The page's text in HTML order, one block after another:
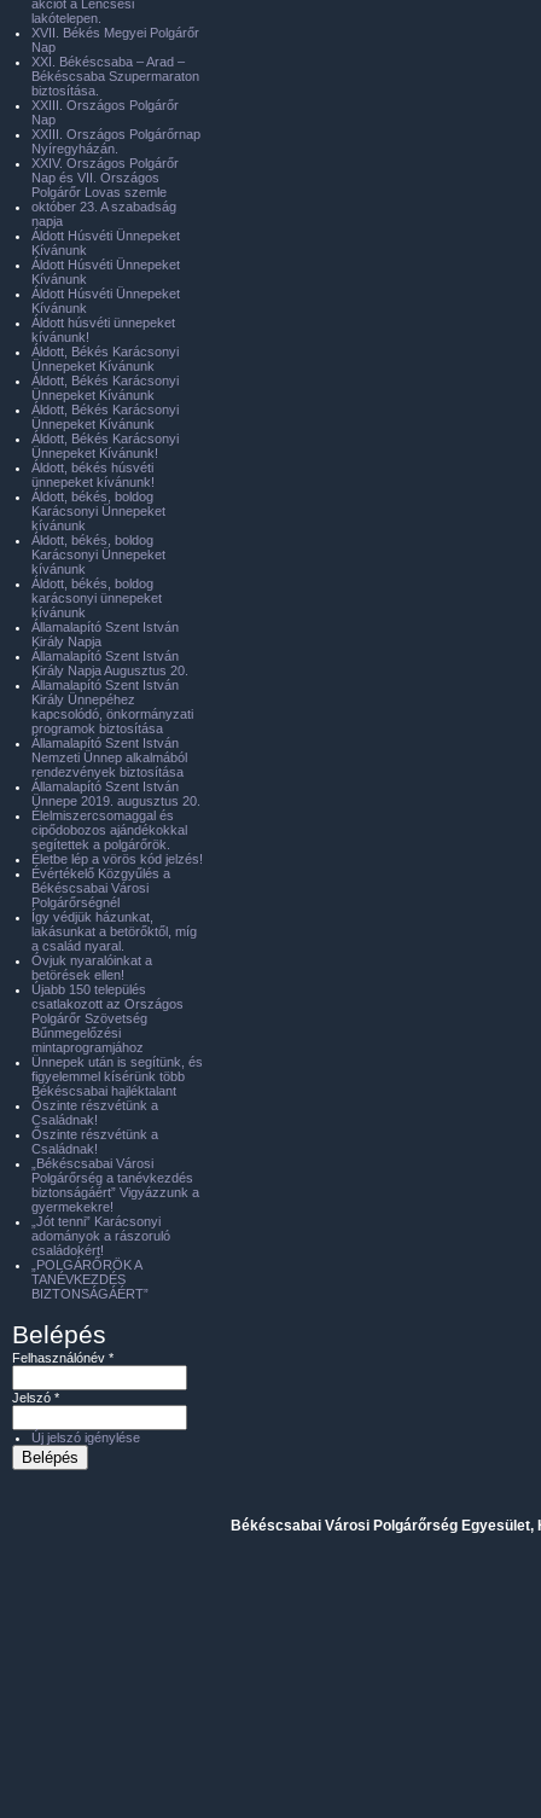
akciót a Lencsési
lakótelepen.
XVII. Békés Megyei Polgárőr
Nap
XXI. Békéscsaba – Arad –
Békéscsaba Szupermaraton
biztosítása.
XXIII. Országos Polgárőr
Nap
XXIII. Országos Polgárőrnap
Nyíregyházán.
XXIV. Országos Polgárőr
Nap és VII. Országos
Polgárőr Lovas szemle
október 23. A szabadság
napja
Áldott Húsvéti Ünnepeket
Kívánunk
Áldott Húsvéti Ünnepeket
Kívánunk
Áldott Húsvéti Ünnepeket
Kívánunk
Áldott húsvéti ünnepeket
kívánunk!
Áldott, Békés Karácsonyi
Ünnepeket Kívánunk
Áldott, Békés Karácsonyi
Ünnepeket Kívánunk
Áldott, Békés Karácsonyi
Ünnepeket Kívánunk
Áldott, Békés Karácsonyi
Ünnepeket Kívánunk!
Áldott, békés húsvéti
ünnepeket kívánunk!
Áldott, békés, boldog
Karácsonyi Ünnepeket
kívánunk
Áldott, békés, boldog
Karácsonyi Ünnepeket
kívánunk
Áldott, békés, boldog
karácsonyi ünnepeket
kívánunk
Államalapító Szent István
Király Napja
Államalapító Szent István
Király Napja Augusztus 20.
Államalapító Szent István
Király Ünnepéhez
kapcsolódó, önkormányzati
programok biztosítása
Államalapító Szent István
Nemzeti Ünnep alkalmából
rendezvények biztosítása
Államalapító Szent István
Ünnepe 2019. augusztus 20.
Élelmiszercsomaggal és
cipődobozos ajándékokkal
segítettek a polgárőrök.
Életbe lép a vörös kód jelzés!
Évértékelő Közgyűlés a
Békéscsabai Városi
Polgárőrségnél
Így védjük házunkat,
lakásunkat a betörőktől, míg
a család nyaral.
Óvjuk nyaralóinkat a
betörések ellen!
Újabb 150 település
csatlakozott az Országos
Polgárőr Szövetség
Bűnmegelőzési
mintaprogramjához
Ünnepek után is segítünk, és
figyelemmel kísérünk több
Békéscsabai hajléktalant
Őszinte részvétünk a
Családnak!
Őszinte részvétünk a
Családnak!
„Békéscsabai Városi
Polgárőrség a tanévkezdés
biztonságáért” Vigyázzunk a
gyermekekre!
„Jót tenni” Karácsonyi
adományok a rászoruló
családokért!
„POLGÁRŐRÖK A
TANÉVKEZDÉS
BIZTONSÁGÁÉRT”
Belépés
Felhasználónév *
Jelszó *
Új jelszó igénylése
Békéscsabai Városi Polgárőrség Egyesület,